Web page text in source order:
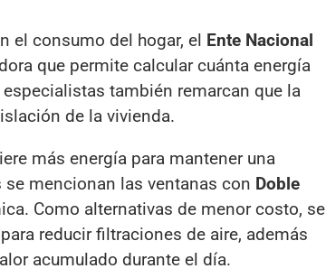
el consumo del hogar, el Ente Nacional
que permite calcular cuánta energía
también remarcan que la
de la vivienda.
más energía para mantener una
mencionan las ventanas con Doble
Como alternativas de menor costo, se
reducir filtraciones de aire, además
acumulado durante el día.